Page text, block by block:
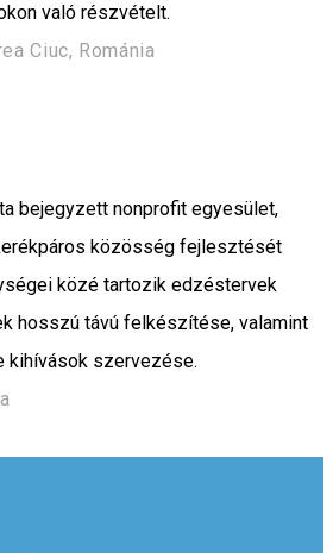
való részvételt.
Ciuc, Románia
bejegyzett nonprofit egyesület,
közösség fejlesztését
közé tartozik edzéstervek
hosszú távú felkészítése, valamint
kihívások szervezése.